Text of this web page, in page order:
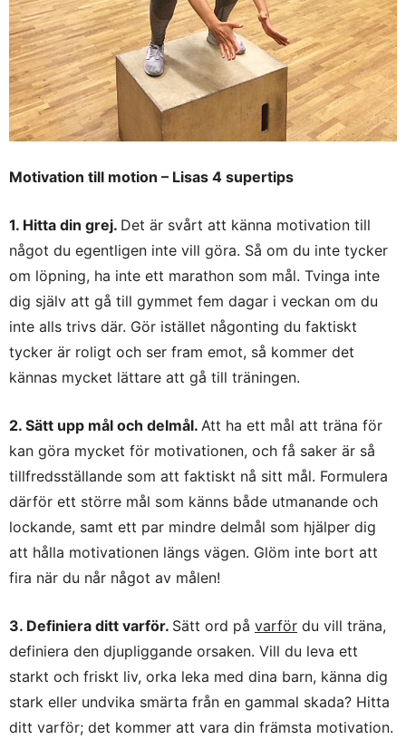
Motivation till motion – Lisas 4 supertips
1. Hitta din grej. Det är svårt att känna motivation till
något du egentligen inte vill göra. Så om du inte tycker
om löpning, ha inte ett marathon som mål. Tvinga inte
dig själv att gå till gymmet fem dagar i veckan om du
inte alls trivs där. Gör istället någonting du faktiskt
tycker är roligt och ser fram emot, så kommer det
kännas mycket lättare att gå till träningen.
2. Sätt upp mål och delmål. Att ha ett mål att träna för
kan göra mycket för motivationen, och få saker är så
tillfredsställande som att faktiskt nå sitt mål. Formulera
därför ett större mål som känns både utmanande och
lockande, samt ett par mindre delmål som hjälper dig
att hålla motivationen längs vägen. Glöm inte bort att
fira när du når något av målen!
3. Definiera ditt varför. Sätt ord på varför du vill träna,
definiera den djupliggande orsaken. Vill du leva ett
starkt och friskt liv, orka leka med dina barn, känna dig
stark eller undvika smärta från en gammal skada? Hitta
ditt varför; det kommer att vara din främsta motivation.